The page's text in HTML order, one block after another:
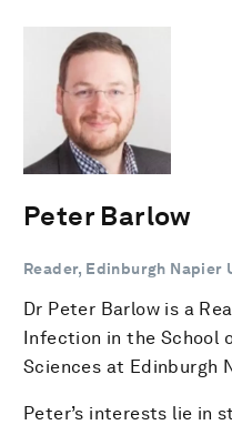
Peter Barlow
Reader, Edinburgh Napier
Dr Peter Barlow is a
Infection in the School
Sciences at Edinburgh
Peter’s interests lie in